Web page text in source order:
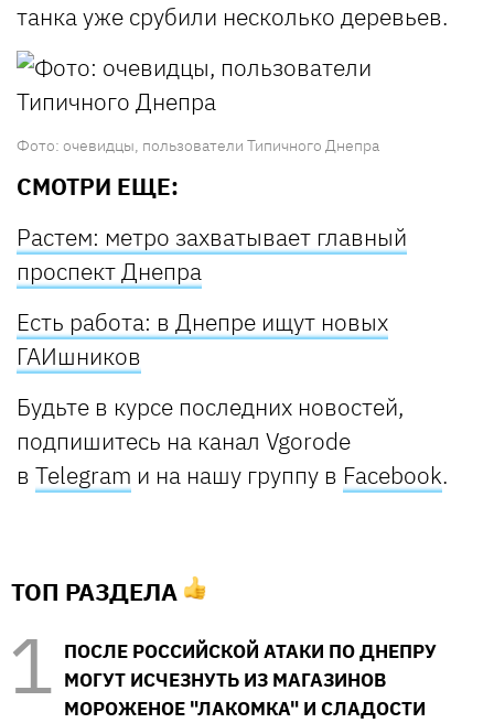
танка уже срубили несколько деревьев.
Фото: очевидцы, пользователи Типичного Днепра
СМОТРИ ЕЩЕ:
Растем: метро захватывает главный
проспект Днепра
Есть работа: в Днепре ищут новых
ГАИшников
Будьте в курсе последних новостей,
подпишитесь на канал Vgorode
в Telegram и на нашу группу в Facebook.
ТОП РАЗДЕЛА
ПОСЛЕ РОССИЙСКОЙ АТАКИ ПО ДНЕПРУ
МОГУТ ИСЧЕЗНУТЬ ИЗ МАГАЗИНОВ
МОРОЖЕНОЕ "ЛАКОМКА" И СЛАДОСТИ